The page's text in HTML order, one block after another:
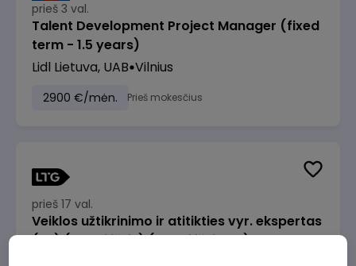
prieš 3 val.
Talent Development Project Manager (fixed
term - 1.5 years)
Lidl Lietuva, UAB Vilnius
2900 €/mėn. Prieš mokesčius
prieš 17 val.
Veiklos užtikrinimo ir atitikties vyr. ekspertas
(-ė) (Radviliškis) (Radviliškis, LT)